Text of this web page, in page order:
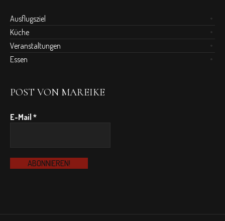
Ausflugsziel
Küche
Veranstaltungen
Essen
POST VON MAREIKE
E-Mail*